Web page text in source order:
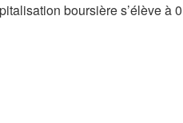
boursière s’élève à